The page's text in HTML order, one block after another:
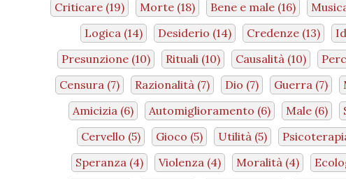
Criticare (19) Morte (18) Bene e male (16)
Logica (14) Desiderio (14) Credenze (13)
Presunzione (10) Rituali (10) Causalità (10)
Censura (7) Razionalità (7) Dio (7) Guerra (7)
Amicizia (6) Automiglioramento (6) Male (6)
Cervello (5) Gioco (5) Utilità (5)
Speranza (4) Violenza (4) Moralità (4)